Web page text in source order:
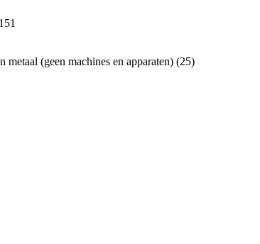
metaal (geen machines en apparaten) (25)